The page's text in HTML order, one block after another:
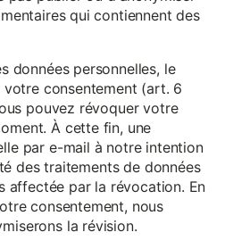
qui contiennent des
données personnelles, le
consentement (art. 6
pouvez révoquer votre
À cette fin, une
par e-mail à notre intention
des traitements de données
affectée par la révocation. En
consentement, nous
la révision.